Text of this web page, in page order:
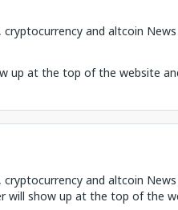
cryptocurrency and altcoin
up at the top of the website
cryptocurrency and altcoin
will show up at the top of the